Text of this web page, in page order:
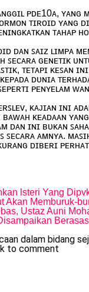
ᴘᴅᴇ10ᴀ, ʏᴀɴɢ
ᴛɪʀᴏɪᴅ ʏᴀɴɢ
ᴛᴀʜᴀᴘ
ᴅᴀɴ ꜱᴀɪᴢ ʟɪᴍᴘᴀ
ꜱᴇᴄᴀʀᴀ ɢᴇɴᴇᴛɪᴋ
ᴛᴇᴛᴀᴘɪ ᴋᴇꜱᴀɴ
ᴅᴜɴɪᴀ
ᴘᴇɴʏᴇʟᴀᴍ
ᴋᴀᴊɪᴀɴ ɪɴɪ
ʙᴀᴡᴀʜ ᴋᴇᴀᴅᴀᴀɴ
ɪɴɪ ʙᴜᴋᴀɴ
ꜱᴇᴄᴀʀᴀ ᴀᴍɴʏᴀ.
ᴅɪʙᴇʀɪ
lsteri Yang
Akan Memburuk-
Ustaz Auni
dalam bidang
to comment